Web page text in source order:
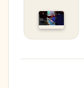
Portfolio formats courts
1 vidéo